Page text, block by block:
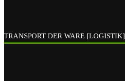
TRANSPORT DER WARE [LOGISTIK]